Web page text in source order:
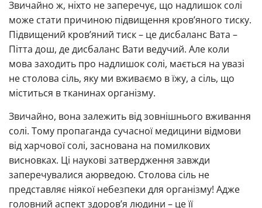
Звичайно ж, ніхто не заперечує, що надлишок солі
може стати причиною підвищення кров’яного тиску.
Підвищений кров’яний тиск – це дисбаланс Вата –
Пітта дош, де дисбаланс Вати ведучий. Але коли
мова заходить про надлишок солі, мається на увазі
не столова сіль, яку ми вживаємо в їжу, а сіль, що
міститься в тканинах організму.
Звичайно, вона залежить від зовнішнього вживання
солі. Тому пропаганда сучасної медицини відмови
від харчової солі, заснована на помилкових
висновках. Ці наукові затвердження завжди
заперечувалися аюрведою. Столова сіль не
представляє ніякої небезпеки для організму! Адже
головний аспект здоров’я людини – це її